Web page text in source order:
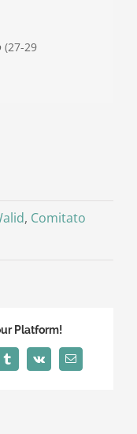
(27-29
, Comitato
Platform!
TumblrVk Email